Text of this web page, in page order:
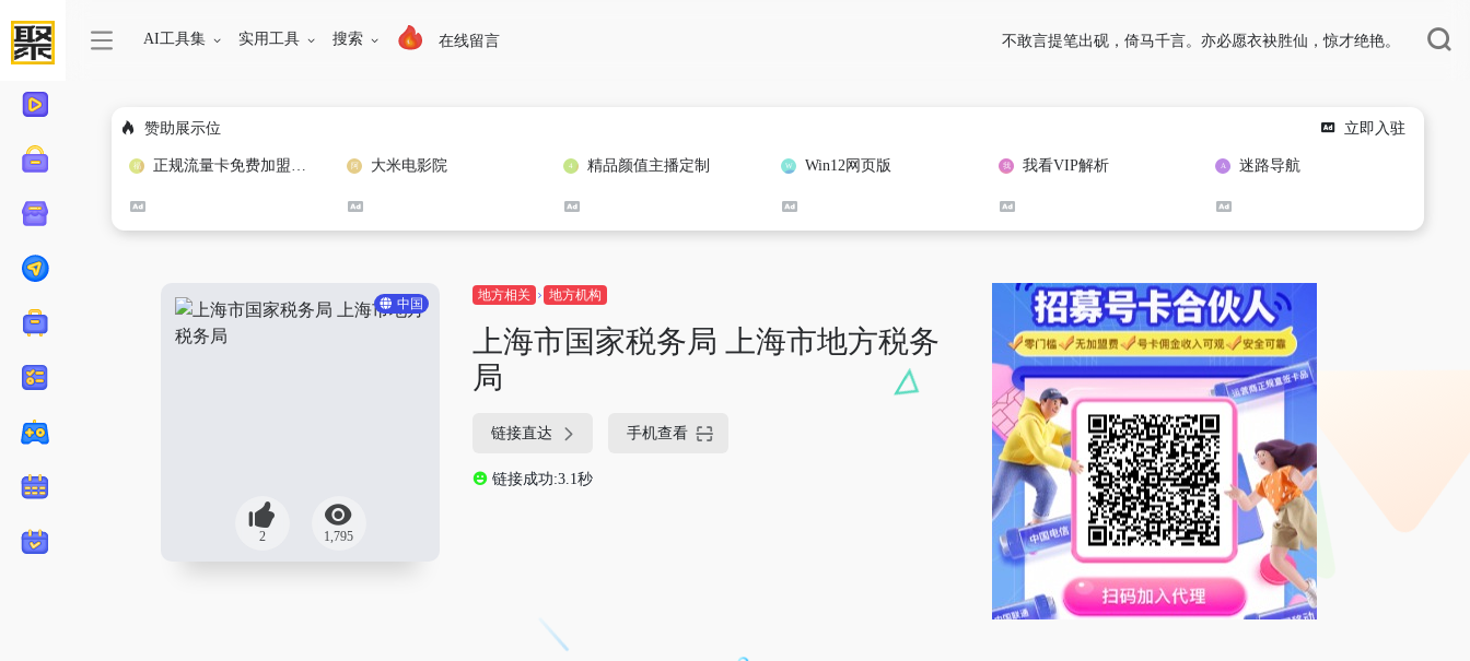
AI工具集 实用工具 搜索 在线留言 不敢言提笔出砚，倚马千言。亦必愿衣袂胜仙，惊才绝艳。
赞助展示位 立即入驻
正规流量卡免费加盟合作 大米电影院 精品颜值主播定制 Win12网页版 我看VIP解析 迷路导航
中国
2 1,795
地方相关 地方机构
上海市国家税务局 上海市地方税务
局
链接直达 手机查看
链接成功:3.1秒